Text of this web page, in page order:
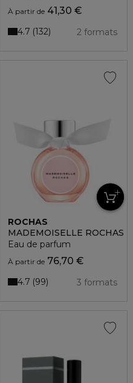
À partir de41,30 €
2 formats
4.7 132
ROCHAS
MADEMOISELLE ROCHAS
Eau de parfum
À partir de76,70 €
3 formats
4.7 99